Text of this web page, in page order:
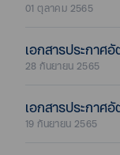
01 ตุลาคม 2565
เอกสารประกาศ
28 กันยายน 2565
เอกสารประกาศ
19 กันยายน 2565